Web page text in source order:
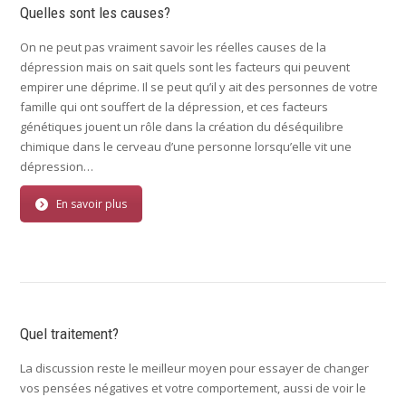
Quelles sont les causes?
On ne peut pas vraiment savoir les réelles causes de la
dépression mais on sait quels sont les facteurs qui peuvent
empirer une déprime. Il se peut qu’il y ait des personnes de votre
famille qui ont souffert de la dépression, et ces facteurs
génétiques jouent un rôle dans la création du déséquilibre
chimique dans le cerveau d’une personne lorsqu’elle vit une
dépression…
En savoir plus
Quel traitement?
La discussion reste le meilleur moyen pour essayer de changer
vos pensées négatives et votre comportement, aussi de voir le